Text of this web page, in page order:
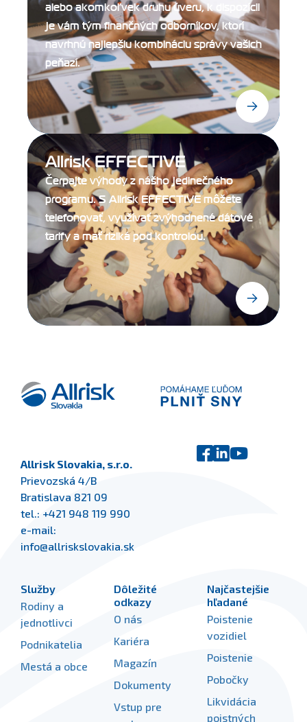
alebo akomkoľvek druhu úveru, k dispozícii
je vám tým finančných odborníkov, ktorí
navrhnú najlepšiu kombináciu správy vašich
peňazí.
Allrisk EFFECTIVE
Čerpajte výhody z nášho jedinečného
programu. S Allrisk EFFECTIVE môžete
telefonovať, využívať zvýhodnené dátové
tarify a mať riziká pod kontrolou.
Allrisk Slovakia, s.r.o.
Prievozská 4/B
Bratislava 821 09
tel.: +421 948 119 990
e-mail:
info@allriskslovakia.sk
Služby
Rodiny a
jednotlivci
Podnikatelia
Mestá a obce
Dôležité
odkazy
O nás
Kariéra
Magazín
Dokumenty
Vstup pre
Najčastejšie
hľadané
Poistenie
vozidiel
Poistenie
Pobočky
Likvidácia
poistných